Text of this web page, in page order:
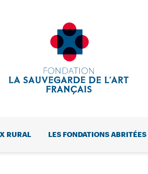
RURAL LES FONDATIONS ABRITÉES